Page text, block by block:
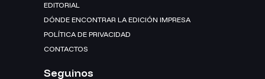
EDITORIAL
DÓNDE ENCONTRAR LA EDICIÓN IMPRESA
POLÍTICA DE PRIVACIDAD
CONTACTOS
Seguinos